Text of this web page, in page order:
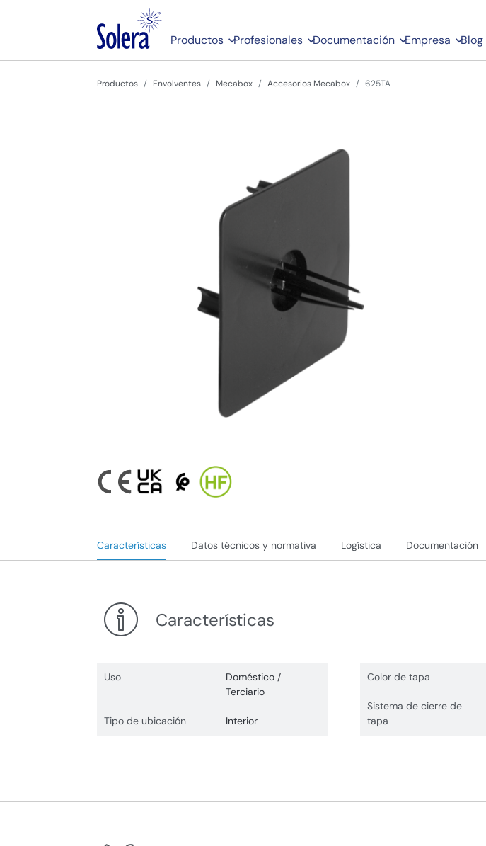
Productos Profesionales Documentación Empresa Blog
Productos Envolventes Mecabox Accesorios Mecabox 625TA
Características Datos técnicos y normativa Logística Documentación
Características
Uso
Doméstico /
Terciario
Tipo de ubicación Interior
Color de tapa
Sistema de cierre de
tapa